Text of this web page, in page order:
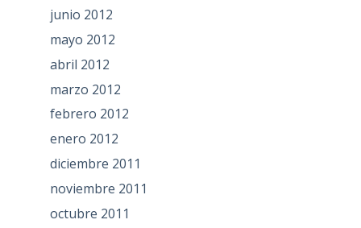
junio 2012
mayo 2012
abril 2012
marzo 2012
febrero 2012
enero 2012
diciembre 2011
noviembre 2011
octubre 2011